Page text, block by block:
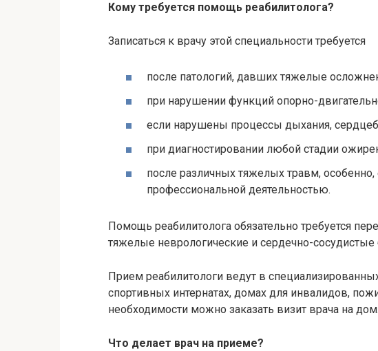
Кому требуется помощь реабилитолога?
Записаться к врачу этой специальности требуется
после патологий, давших тяжелые
при нарушении функций опорно-
если нарушены процессы дыхания,
при диагностировании любой стадии
после различных тяжелых травм,
профессиональной деятельностью.
Помощь реабилитолога обязательно требуется
тяжелые неврологические и сердечно-
Прием реабилитологи ведут в
спортивных интернатах, домах для инвалидов,
необходимости можно заказать визит врача на дом.
Что делает врач на приеме?